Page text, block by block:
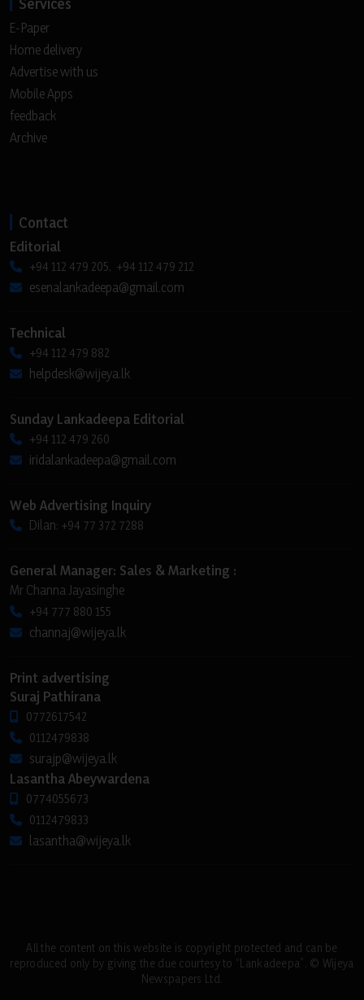
E-Paper
Home delivery
Advertise with us
Mobile Apps
feedback
Archive
Contact
Editorial
+94 112 479 205, +94 112 479 212
esenalankadeepa@gmail.com
Technical
+94 112 479 882
helpdesk@wijeya.lk
Sunday Lankadeepa Editorial
+94 112 479 260
iridalankadeepa@gmail.com
Web Advertising Inquiry
Dilan: +94 77 372 7288
General Manager: Sales & Marketing :
Mr Channa Jayasinghe
+94 777 880 155
channaj@wijeya.lk
Print advertising
Suraj Pathirana
0772617542
0112479838
surajp@wijeya.lk
Lasantha Abeywardena
0774055673
0112479833
lasantha@wijeya.lk
All the content on this website is copyright protected and can be
reproduced only by giving the due courtesy to “Lankadeepa”. © Wijeya
Newspapers Ltd.